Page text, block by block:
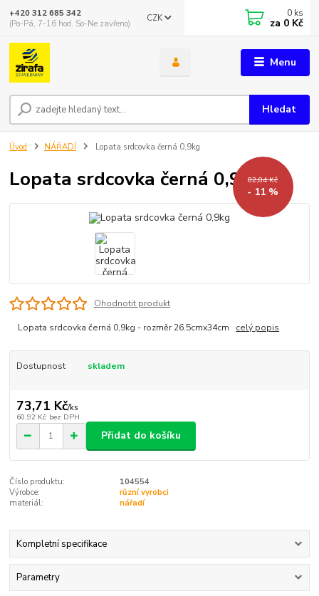
Menu
CZK
Hledat
+420 312 685 342
(Po-Pá, 7-16 hod. So-Ne zavřeno)
0 ks
za 0 Kč
Úvod NÁŘADÍ Lopata srdcovka černá 0,9kg
Lopata srdcovka černá 0,9kg82,84 Kč
- 11 %
Ohodnotit produkt
Lopata srdcovka černá 0,9kg - rozměr 26.5cmx34cm celý popis
Dostupnost skladem
73,71 Kč/ks
60,92 Kč bez DPH
Přidat do košíku
Číslo produktu:
104554
Výrobce:
různí vyrobci
materiál:
nářadí
Kompletní specifikace
Parametry